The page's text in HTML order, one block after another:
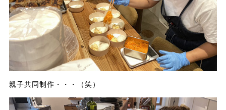
親子共同制作・・・（笑）